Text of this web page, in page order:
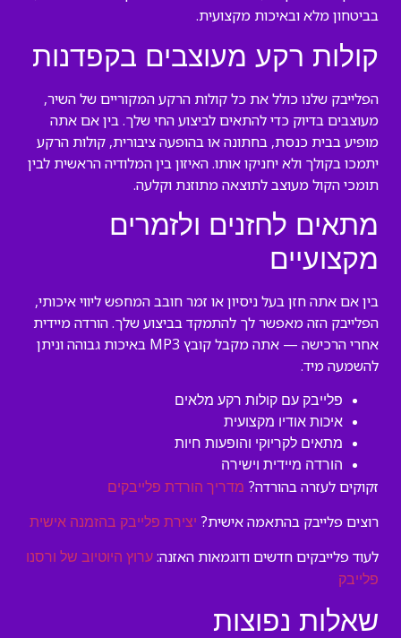
בביטחון מלא ובאיכות מקצועית.
קולות רקע מעוצבים בקפדנות
הפלייבק שלנו כולל את כל קולות הרקע המקוריים של השיר,
מעוצבים בדיוק כדי להתאים לביצוע החי שלך. בין אם אתה
מופיע בבית כנסת, בחתונה או בהופעה ציבורית, קולות הרקע
יתמכו בקולך ולא יחניקו אותו. האיזון בין המלודיה הראשית לבין
תומכי הקול מעוצב לתוצאה מתוזנת וקלעה.
מתאים לחזנים ולזמרים
מקצועיים
בין אם אתה חזן בעל ניסיון או זמר חובב המחפש ליווי איכותי,
הפלייבק הזה מאפשר לך להתמקד בביצוע שלך. הורדה מיידית
אחרי הרכישה — אתה מקבל קובץ MP3 באיכות גבוהה וניתן
להשמעה מיד.
פלייבק עם קולות רקע מלאים
איכות אודיו מקצועית
מתאים לקריוקי והופעות חיות
הורדה מיידית וישירה
זקוקים לעזרה בהורדה? מדריך הורדת פלייבקים
רוצים פלייבק בהתאמה אישית? יצירת פלייבק בהזמנה אישית
לעוד פלייבקים חדשים ודוגמאות האזנה: ערוץ היוטיוב של ורסנו
פלייבק
שאלות נפוצות